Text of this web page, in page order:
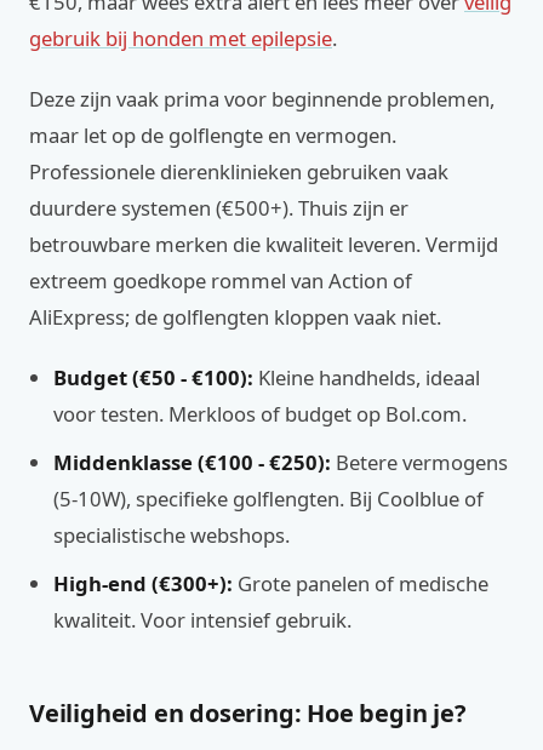
gebruik bij honden met epilepsie.
Deze zijn vaak prima voor beginnende problemen,
maar let op de golflengte en vermogen.
Professionele dierenklinieken gebruiken vaak
duurdere systemen (€500+). Thuis zijn er
betrouwbare merken die kwaliteit leveren. Vermijd
extreem goedkope rommel van Action of
AliExpress; de golflengten kloppen vaak niet.
Budget (€50 - €100): Kleine handhelds, ideaal
voor testen. Merkloos of budget op Bol.com.
Middenklasse (€100 - €250): Betere vermogens
(5-10W), specifieke golflengten. Bij Coolblue of
specialistische webshops.
High-end (€300+): Grote panelen of medische
kwaliteit. Voor intensief gebruik.
Veiligheid en dosering: Hoe begin je?